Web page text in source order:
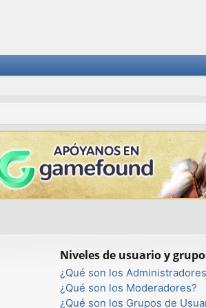
Niveles de usuario y
¿Qué son los
¿Qué son los Moderadores?
¿Qué son los Grupos de